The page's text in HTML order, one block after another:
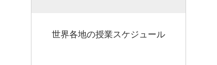
世界各地の授業スケジュール